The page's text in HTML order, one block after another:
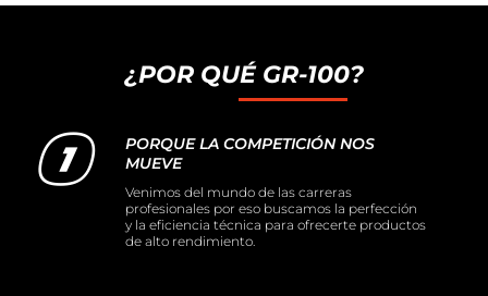
¿POR QUÉ GR-100?
PORQUE LA COMPETICIÓN NOS
MUEVE
Venimos del mundo de las carreras
profesionales por eso buscamos la perfección
y la eficiencia técnica para ofrecerte productos
de alto rendimiento.